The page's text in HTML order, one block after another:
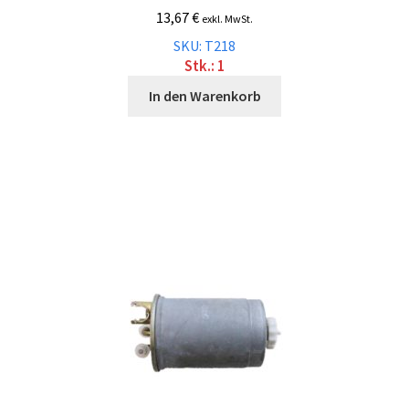
13,67€ exkl. MwSt.
SKU: T218
Stk.: 1
In den Warenkorb